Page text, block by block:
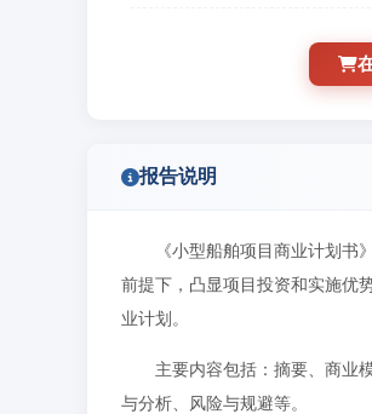
报告说明
《小型船舶项目商业计划
前提下，凸显项目投资和实施优
业计划。
主要内容包括：摘要、商业
与分析、风险与规避等。